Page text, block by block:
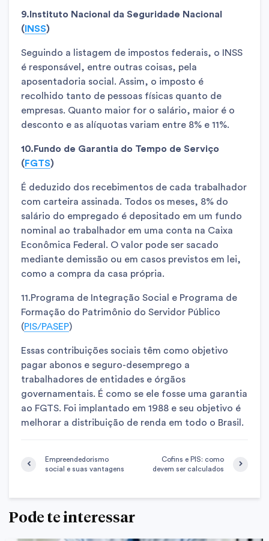
9.Instituto Nacional da Seguridade Nacional
( INSS)
Seguindo a listagem de impostos federais, o INSS
é responsável, entre outras coisas, pela
aposentadoria social. Assim, o imposto é
recolhido tanto de pessoas físicas quanto de
empresas. Quanto maior for o salário, maior é o
desconto e as alíquotas variam entre 8% e 11%.
10.Fundo de Garantia do Tempo de Serviço
( FGTS)
É deduzido dos recebimentos de cada trabalhador
com carteira assinada. Todos os meses, 8% do
salário do empregado é depositado em um fundo
nominal ao trabalhador em uma conta na Caixa
Econômica Federal. O valor pode ser sacado
mediante demissão ou em casos previstos em lei,
como a compra da casa própria.
11.Programa de Integração Social e Programa de
Formação do Patrimônio do Servidor Público
(PIS/PASEP)
Essas contribuições sociais têm como objetivo
pagar abonos e seguro-desemprego a
trabalhadores de entidades e órgãos
governamentais. É como se ele fosse uma garantia
ao FGTS. Foi implantado em 1988 e seu objetivo é
melhorar a distribuição de renda em todo o Brasil.
Empreendedorismo
social e suas vantagens
Cofins e PIS: como
devem ser calculados
Pode te interessar